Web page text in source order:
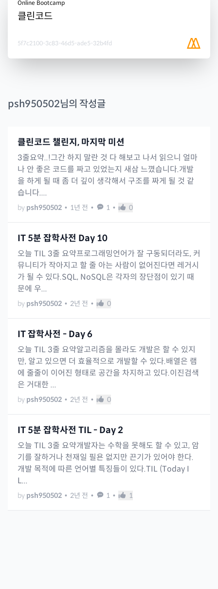
Online Bootcamp
클린코드
5f7c2100-3c83-46d5-ade5-32b4fd
psh950502님의 작성글
클린코드 챌린지, 마지막 미션
3줄요약..!그간 하지 말란 것 다 해보고 나서 읽으니 얼마
나 안 좋은 코드를 짜고 있었는지 새삼 느꼈습니다.개발
을 하게 될 때 좀 더 깊이 생각해서 구조를 짜게 될 것 같
습니다....
by psh950502 • 1년 전 • 1 • 0
IT 5분 잡학사전 Day 10
오늘 TIL 3줄 요약프로그래밍언어가 잘 구동되더라도, 커
뮤니티가 작아지고 할 줄 아는 사람이 없어진다면 레거시
가 될 수 있다.SQL, NoSQL은 각자의 장단점이 있기 때
문에 우...
by psh950502 • 2년 전 • 0
IT 잡학사전 - Day 6
오늘 TIL 3줄 요약알고리즘을 몰라도 개발은 할 수 있지
만, 알고 있으면 더 효율적으로 개발할 수 있다.배열은 램
에 줄줄이 이어진 형태로 공간을 차지하고 있다.이진검색
은 거대한 ...
by psh950502 • 2년 전 • 0
IT 5분 잡학사전 TIL - Day 2
오늘 TIL 3줄 요약개발자는 수학을 못해도 할 수 있고, 암
기를 잘하거나 천재일 필욘 없지만 끈기가 있어야 한다.
개발 목적에 따른 언어별 특징들이 있다.TIL (Today I
L...
by psh950502 • 2년 전 • 1 • 1